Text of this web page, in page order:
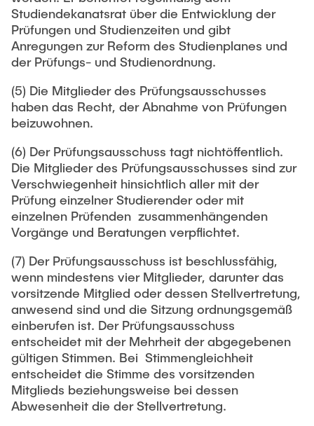
Studiendekanatsrat über die Entwicklung der
Prüfungen und Studienzeiten und gibt
Anregungen zur Reform des Studienplanes und
der Prüfungs- und Studienordnung.
(5) Die Mitglieder des Prüfungsausschusses
haben das Recht, der Abnahme von Prüfungen
beizuwohnen.
(6) Der Prüfungsausschuss tagt nichtöffentlich.
Die Mitglieder des Prüfungsausschusses sind zur
Verschwiegenheit hinsichtlich aller mit der
Prüfung einzelner Studierender oder mit
einzelnen Prüfenden zusammenhängenden
Vorgänge und Beratungen verpflichtet.
(7) Der Prüfungsausschuss ist beschlussfähig,
wenn mindestens vier Mitglieder, darunter das
vorsitzende Mitglied oder dessen Stellvertretung,
anwesend sind und die Sitzung ordnungsgemäß
einberufen ist. Der Prüfungsausschuss
entscheidet mit der Mehrheit der abgegebenen
gültigen Stimmen. Bei Stimmengleichheit
entscheidet die Stimme des vorsitzenden
Mitglieds beziehungsweise bei dessen
Abwesenheit die der Stellvertretung.